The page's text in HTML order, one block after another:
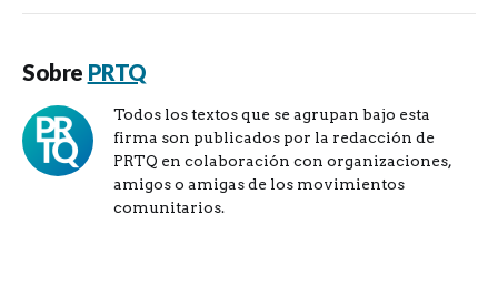
Sobre PRTQ
Todos los textos que se agrupan bajo esta
firma son publicados por la redacción de
PRTQ en colaboración con organizaciones,
amigos o amigas de los movimientos
comunitarios.